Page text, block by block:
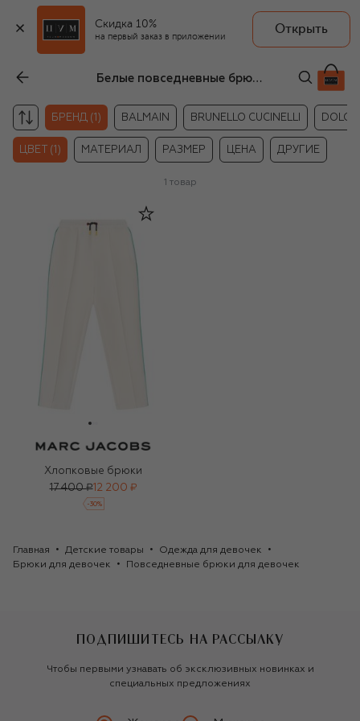
Скидка 10%
на первый заказ в приложении
Открыть
Белые повседневные брюки для девочек MARC JACOBS (THE)
БРЕНД (1) BALMAIN BRUNELLO CUCINELLI
ЦВЕТ (1) МАТЕРИАЛ РАЗМЕР ЦЕНА ДРУГИЕ
1 товар
Хлопковые брюки
17 400 ₽12 200 ₽
-30%
Главная Детские товары
Одежда для девочек
Брюки для девочек
Повседневные брюки для девочек
ПОДПИШИТЕСЬ НА РАССЫЛКУ
Чтобы первыми узнавать об эксклюзивных новинках и
специальных предложениях